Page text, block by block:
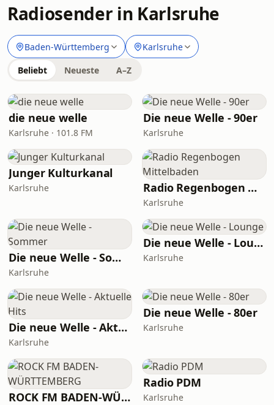
Radiosender in Karlsruhe
Baden-Württemberg Karlsruhe
Beliebt Neueste A–Z
die neue welle
Karlsruhe · 101.8 FM
Die neue Welle - 90er
Karlsruhe
Junger Kulturkanal
Karlsruhe Radio Regenbogen Mittelbaden
Karlsruhe
Die neue Welle - Sommer
Karlsruhe
Die neue Welle - Lounge
Karlsruhe
Die neue Welle - Aktuelle Hits
Karlsruhe
Die neue Welle - 80er
Karlsruhe
ROCK FM BADEN-WÜRTTEMBERG
Radio PDM
Karlsruhe